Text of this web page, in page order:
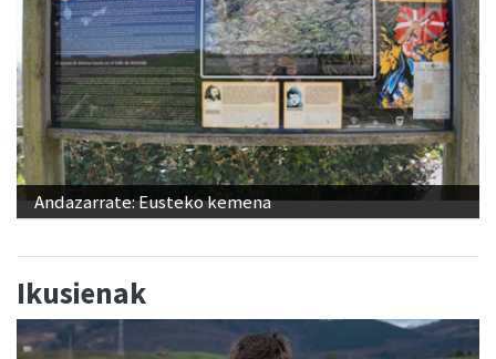
Andazarrate: Eusteko kemena
Ikusienak